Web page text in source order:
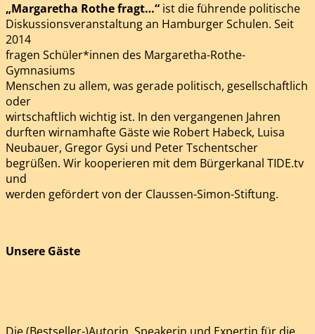
„Margaretha Rothe fragt…“ ist die führende politische
Diskussionsveranstaltung an Hamburger Schulen. Seit
2014
fragen Schüler*innen des Margaretha-Rothe-
Gymnasiums
Menschen zu allem, was gerade politisch, gesellschaftlich
oder
wirtschaftlich wichtig ist. In den vergangenen Jahren
durften wirnamhafte Gäste wie Robert Habeck, Luisa
Neubauer, Gregor Gysi und Peter Tschentscher
begrüßen. Wir kooperieren mit dem Bürgerkanal TIDE.tv
und
werden gefördert von der Claussen-Simon-Stiftung.
Unsere Gäste
Die (Bestseller-)Autorin, Speakerin und Expertin für die